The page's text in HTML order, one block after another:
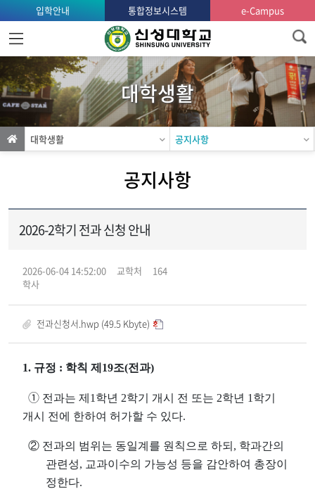
홈
으
로
가
기
입학안내 통합정보시스템 e-Campus
대학생활
대학생활 공지사항
공지사항
2026-2학기 전과 신청 안내
2026-06-04 14:52:00 교학처
164
학사
전과신청서.hwp (49.5 Kbyte)
1. 규정 : 학칙 제 19조(전과)
➀ 전과는 제 1 학년 2학기 개시 전 또는 2학년 1 학기
개시 전에 한하여 허가할 수 있다.
② 전과의 범위는 동일계를 원칙으로 하되 , 학과간의
관련성, 교과이수의 가능성 등을 감안하여 총장이
정한다.